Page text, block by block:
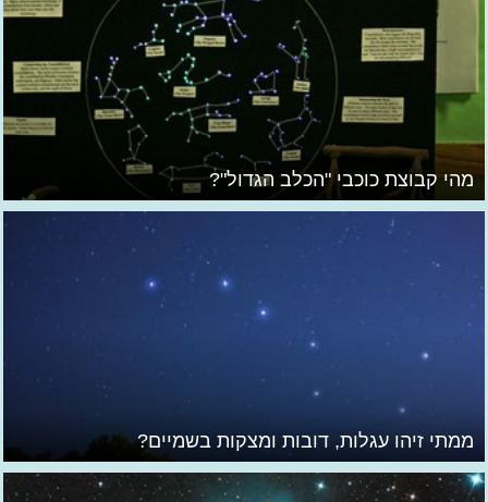
מהי קבוצת כוכבי "הכלב הגדול"?
ממתי זיהו עגלות, דובות ומצקות בשמיים?